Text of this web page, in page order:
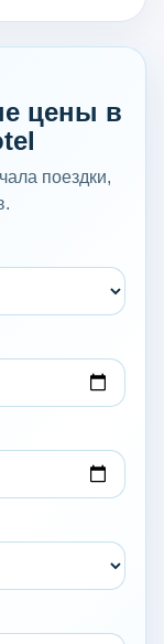
цены в
поездки,